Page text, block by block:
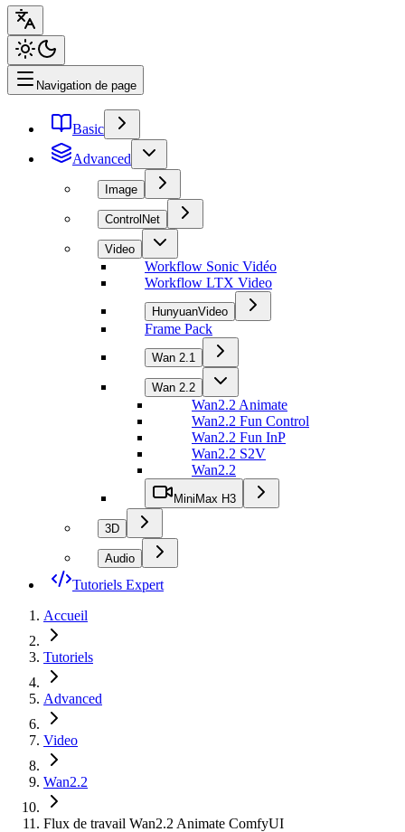
Navigation de page
Basic
Advanced
Image
ControlNet
Video
Workflow Sonic Vidéo
Workflow LTX Video
HunyuanVideo
Frame Pack
Wan 2.1
Wan 2.2
Wan2.2 Animate
Wan2.2 Fun Control
Wan2.2 Fun InP
Wan2.2 S2V
Wan2.2
MiniMax H3
3D
Audio
Tutoriels Expert
Accueil
Tutoriels
Advanced
Video
Wan2.2
Flux de travail Wan2.2 Animate ComfyUI